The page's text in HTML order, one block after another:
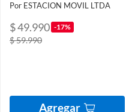
Por ESTACION MOVIL LTDA
$ 49.990 -17%
$ 59.990
Agregar